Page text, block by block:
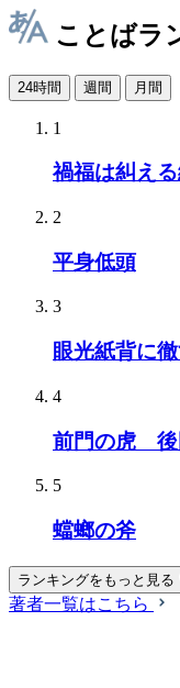
ことばラ
24時間 週間 月間
1
禍福は糾え
2
平身低頭
3
眼光紙背に
4
前門の虎 後
5
蟷螂の斧
ランキングをもっと見る
著者一覧はこちら